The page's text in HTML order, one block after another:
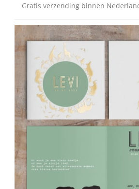
Gratis verzending binnen